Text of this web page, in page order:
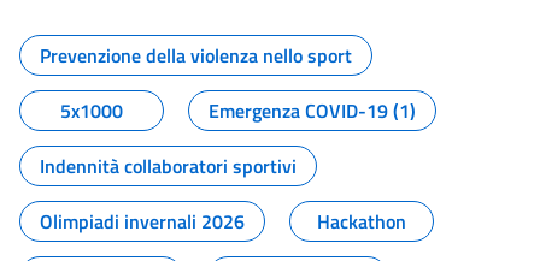
Tutti i contenuti della pagina
Prevenzione della violenza nello sport
5x1000
Emergenza COVID-19 (1)
Indennità collaboratori sportivi
Olimpiadi invernali 2026
Hackathon